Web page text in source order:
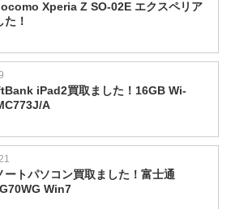
Xperia Z SO-02E エクスペリア
た！
iPad2買取ました！16GB Wi-
A
ートパソコン買取ました！富士通
Win7